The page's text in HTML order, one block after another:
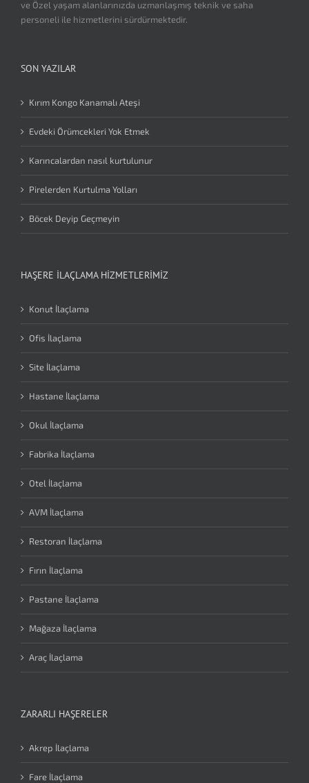
ve Özel yaşam alanlarınızda uzmanlaşmış teknik ve saha
personeli ile hizmetlerini sürdürmektedir.
SON YAZILAR
Kırım Kongo Kanamalı Ateşi
Evdeki Örümcekleri Yok Etmek
Karıncalardan nasıl kurtulunur
Pirelerden Kurtulma Yolları
Böcek Deyip Geçmeyin
HAŞERE İLAÇLAMA HIZMETLERIMIZ
Konut İlaçlama
Ofis İlaçlama
Site İlaçlama
Hastane İlaçlama
Okul İlaçlama
Fabrika İlaçlama
Otel İlaçlama
AVM İlaçlama
Restoran İlaçlama
Fırın İlaçlama
Pastane İlaçlama
Mağaza İlaçlama
Araç İlaçlama
ZARARLI HAŞERELER
Akrep İlaçlama
Fare İlaçlama